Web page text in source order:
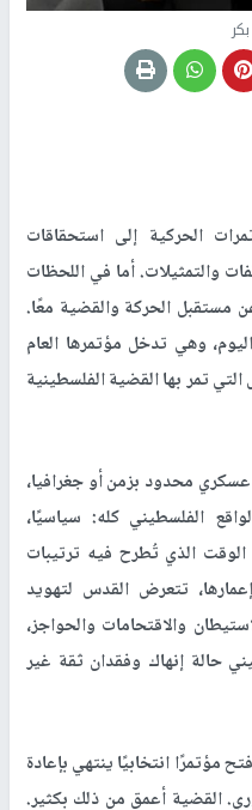
الحركية إلى استحقاقات
والتمثيلات. أما في اللحظات
مستقبل الحركة والقضية معًا.
وهي تدخل مؤتمرها العام
تمر بها القضية الفلسطينية
محدود بزمن أو جغرافيا،
الفلسطيني كله: سياسيًا،
الوقت الذي تُطرح فيه ترتيبات
تتعرض القدس لتهويد
والاقتحامات والحواجز،
حالة إنهاك وفقدان ثقة غير
مؤتمرًا انتخابيًا ينتهي بإعادة
القضية أعمق من ذلك بكثير.